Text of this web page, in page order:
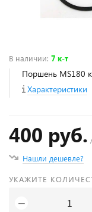
В наличии: 7 к-т
Поршень MS180
Характеристики
400 руб.
Нашли дешевле?
УКАЖИТЕ
−